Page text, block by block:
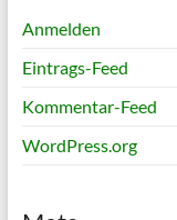
Anmelden
Eintrags-Feed
Kommentar-Feed
WordPress.org